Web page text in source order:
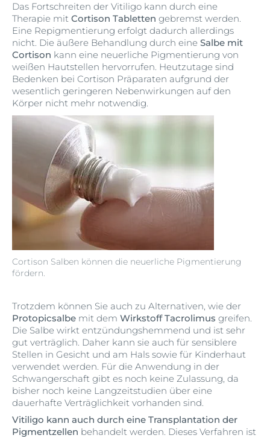
Cortison Salben können die neuerliche Pigmentierung
fördern.
Das Fortschreiten der Vitiligo kann durch eine
Therapie mit Cortison Tabletten gebremst werden.
Eine Repigmentierung erfolgt dadurch allerdings
nicht. Die äußere Behandlung durch eine Salbe mit
Cortison kann eine neuerliche Pigmentierung von
weißen Hautstellen hervorrufen. Heutzutage sind
Bedenken bei Cortison Präparaten aufgrund der
wesentlich geringeren Nebenwirkungen auf den
Körper nicht mehr notwendig.
Trotzdem können Sie auch zu Alternativen, wie der
Protopicsalbe mit dem Wirkstoff Tacrolimus greifen.
Die Salbe wirkt entzündungshemmend und ist sehr
gut verträglich. Daher kann sie auch für sensiblere
Stellen in Gesicht und am Hals sowie für Kinderhaut
verwendet werden. Für die Anwendung in der
Schwangerschaft gibt es noch keine Zulassung, da
bisher noch keine Langzeitstudien über eine
dauerhafte Verträglichkeit vorhanden sind.
Vitiligo kann auch durch eine Transplantation der
Pigmentzellen behandelt werden. Dieses Verfahren ist